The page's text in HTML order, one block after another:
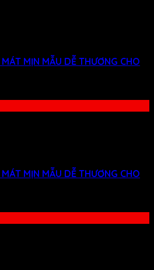
MỊN MẪU DỄ THƯƠNG CHO
MỊN MẪU DỄ THƯƠNG CHO